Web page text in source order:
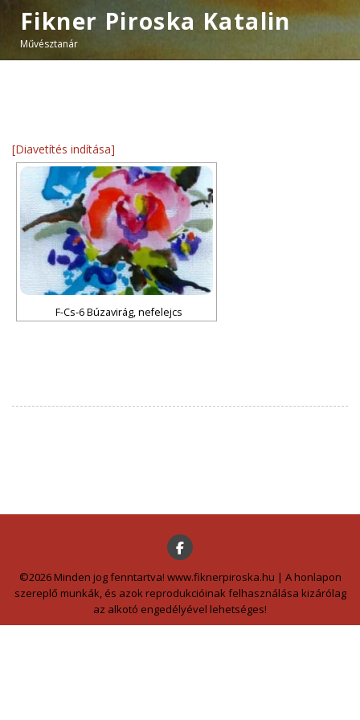
Fikner Piroska Katalin
Művésztanár
[Diavetítés indítása]
F-Cs-6 Búzavirág, nefelejcs
©2026 Minden jog fenntartva! www.fiknerpiroska.hu | A honlapon
szereplő munkák, és azok reprodukcióinak felhasználása kizárólag
az alkotó engedélyével lehetséges!